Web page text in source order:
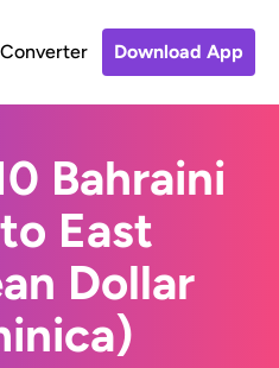
Download App
Bahraini
East
Dollar